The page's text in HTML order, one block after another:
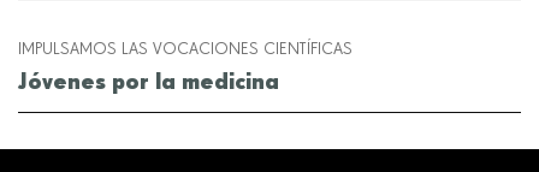
IMPULSAMOS LAS VOCACIONES CIENTÍFICAS
Jóvenes por la medicina